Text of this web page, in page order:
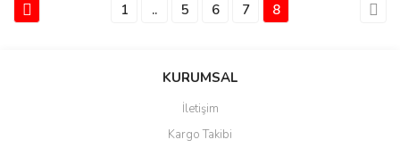
1 .. 5 6 7 8
KURUMSAL
İletişim
Kargo Takibi